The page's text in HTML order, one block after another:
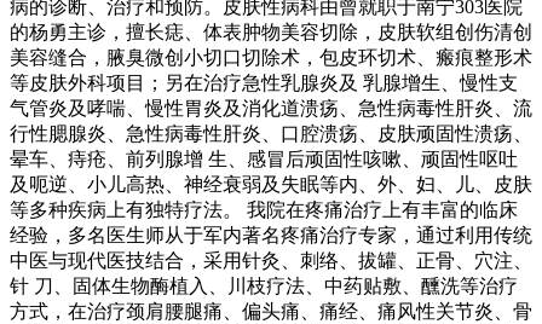
病的诊断、治疗和预防。皮肤性病科由曾就职于南宁303医院
的杨勇主诊，擅长痣、体表肿物美容切除，皮肤软组创伤清创
美容缝合，腋臭微创小切口切除术，包皮环切术、瘢痕整形术
等皮肤外科项目；另在治疗急性乳腺炎及 乳腺增生、慢性支
气管炎及哮喘、慢性胃炎及消化道溃疡、急性病毒性肝炎、流
行性腮腺炎、急性病毒性肝炎、口腔溃疡、皮肤顽固性溃疡、
晕车、痔疮、前列腺增 生、感冒后顽固性咳嗽、顽固性呕吐
及呃逆、小儿高热、神经衰弱及失眠等内、外、妇、儿、皮肤
等多种疾病上有独特疗法。 我院在疼痛治疗上有丰富的临床
经验，多名医生师从于军内著名疼痛治疗专家，通过利用传统
中医与现代医技结合，采用针灸、刺络、拔罐、正骨、穴注、
针 刀、固体生物酶植入、川枝疗法、中药贴敷、醺洗等治疗
方式，在治疗颈肩腰腿痛、偏头痛、痛经、痛风性关节炎、骨